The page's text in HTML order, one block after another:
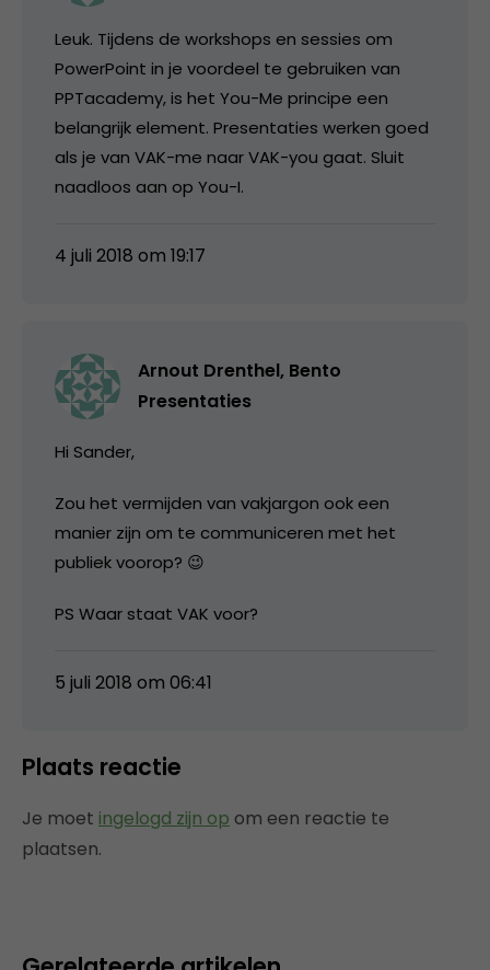
Leuk. Tijdens de workshops en sessies om
PowerPoint in je voordeel te gebruiken van
PPTacademy, is het You-Me principe een
belangrijk element. Presentaties werken goed
als je van VAK-me naar VAK-you gaat. Sluit
naadloos aan op You-I.
4 juli 2018 om 19:17
Arnout Drenthel, Bento
Presentaties
Hi Sander,
Zou het vermijden van vakjargon ook een
manier zijn om te communiceren met het
publiek voorop? 😉
PS Waar staat VAK voor?
5 juli 2018 om 06:41
Plaats reactie
Je moet ingelogd zijn op om een reactie te
plaatsen.